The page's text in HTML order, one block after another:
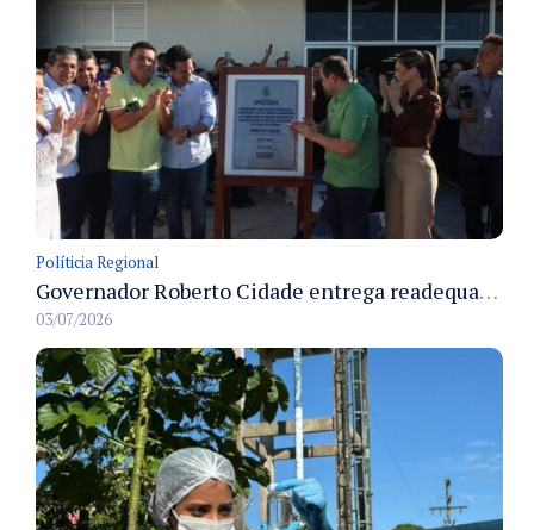
Políticia Regional
Governador Roberto Cidade entrega readequação do ambulatório da FCecon e amplia capacidade de atendimento oncológico em Manaus
03/07/2026